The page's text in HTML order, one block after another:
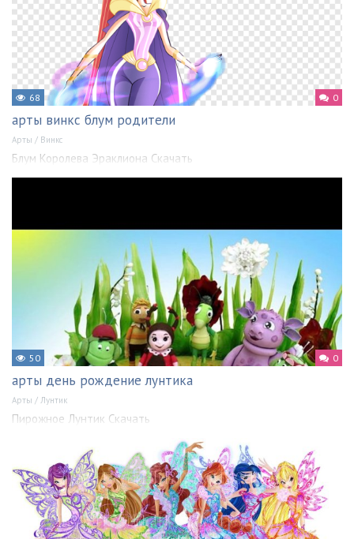
68 0
арты винкс блум родители
Арты / Винкс
Блум Королева Эраклиона Скачать
50 0
арты день рождение лунтика
Арты / Лунтик
Пирожное Лунтик Скачать